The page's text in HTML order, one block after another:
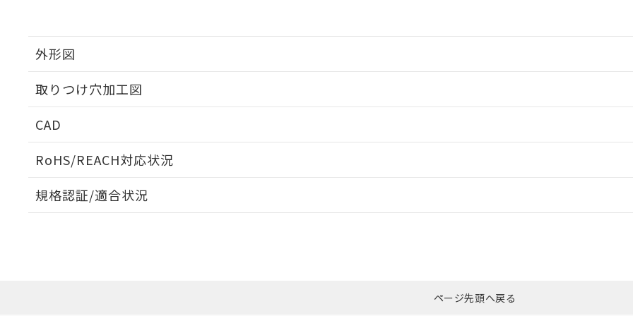
外形図
取りつけ穴加工図
CAD
RoHS/REACH対応状況
EU RoHS 注意事項・凡例
ダウンロードはこちら
規格認証/適合状況
ページ先頭へ戻る